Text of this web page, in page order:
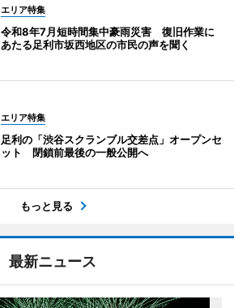
エリア特集
令和8年7月短時間集中豪雨災害 復旧作業に
あたる足利市坂西地区の市民の声を聞く
エリア特集
足利の「渋谷スクランブル交差点」オープンセ
ット 閉鎖前最後の一般公開へ
もっと見る
最新ニュース